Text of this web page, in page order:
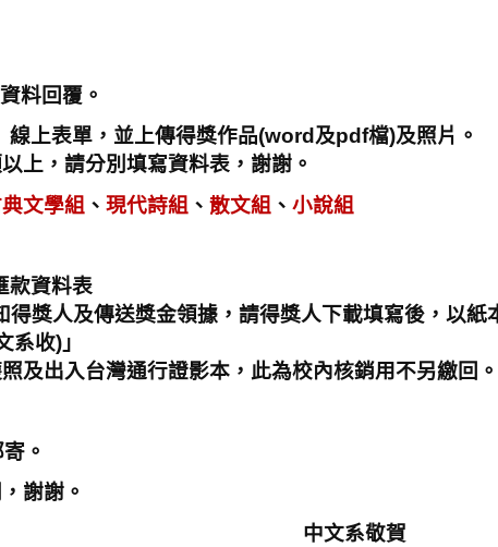
料回覆。
上表單，並上傳得獎作品(word及pdf檔)及照片。
上，請分別填寫資料表，謝謝。
文學組 、 現代詩組 、 散文組 、 小說組
款資料表
得獎人及傳送獎金領據，請得獎人下載填寫後，以
系收)」
及出入台灣通行證影本，此為校內核銷用不另繳回。
。
謝謝。
中文系敬賀